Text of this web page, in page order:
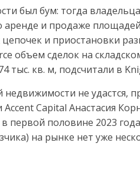
был бум: тогда
аренде и продаже
и приостановки
объем сделок на
тыс. кв. м, подсчитали в
не удастся,
Capital Анастасия
первой половине 2023
на рынке нет уже